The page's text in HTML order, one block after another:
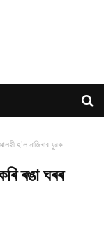
হ'ল নাজিৰাৰ যুৱক
ৰঙা ঘৰৰ